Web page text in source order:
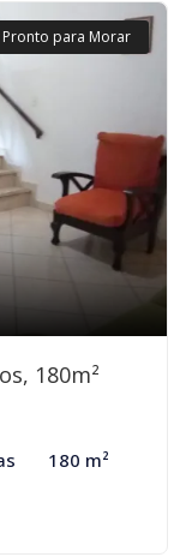
Pronto para Morar
180m²
180 m²